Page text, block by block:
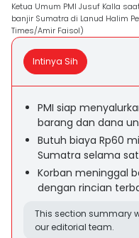
Ketua Umum PMI Jusuf Kalla
banjir Sumatra di Lanud Halim
Times/Amir Faisol)
Intinya Sih
PMI siap
barang dan dana
Butuh biaya Rp60
Sumatra selama
Korban meninggal
dengan rincian
This section summary
our editorial team.